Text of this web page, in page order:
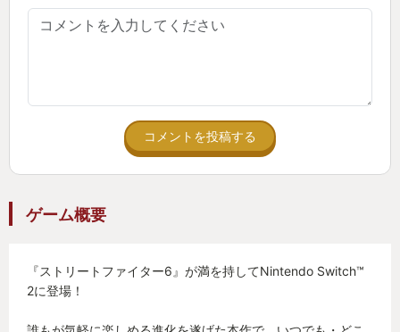
コメントを投稿する
ゲーム概要
『ストリートファイター6』が満を持してNintendo Switch™
2に登場！